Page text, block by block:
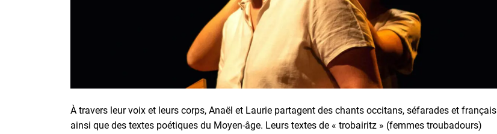
À travers leur voix et leurs corps, Anaël et Laurie partagent des chants occitans, séfarades et français
ainsi que des textes poétiques du Moyen-âge. Leurs textes de « trobairitz » (femmes troubadours)